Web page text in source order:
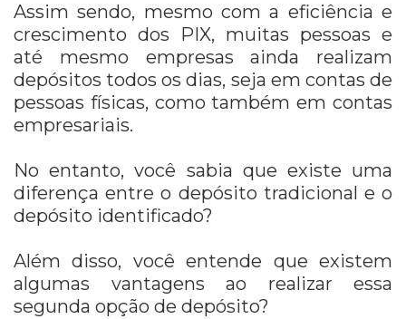
Assim sendo, mesmo com a eficiência e
crescimento dos PIX, muitas pessoas e
até mesmo empresas ainda realizam
depósitos todos os dias, seja em contas de
pessoas físicas, como também em contas
empresariais.
No entanto, você sabia que existe uma
diferença entre o depósito tradicional e o
depósito identificado?
Além disso, você entende que existem
algumas vantagens ao realizar essa
segunda opção de depósito?